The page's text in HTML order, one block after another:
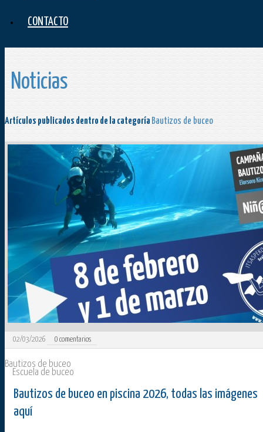
CONTACTO
Noticias
Artículos publicados dentro de la categoría Bautizos de buceo
02/03/2026 0 comentarios
Bautizos de buceo
Escuela de buceo
Bautizos de buceo en piscina 2026, todas las imágenes
aquí